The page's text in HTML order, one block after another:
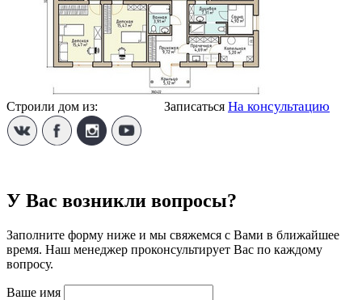
Строили дом из: Записаться На консультацию
У Вас возникли вопросы?
Заполните форму ниже и мы свяжемся с Вами в ближайшее
время. Наш менеджер проконсультирует Вас по каждому
вопросу.
Ваше имя